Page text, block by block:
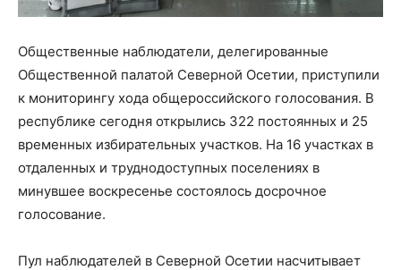
Общественные наблюдатели, делегированные
Общественной палатой Северной Осетии, приступили
к мониторингу хода общероссийского голосования. В
республике сегодня открылись 322 постоянных и 25
временных избирательных участков. На 16 участках в
отдаленных и труднодоступных поселениях в
минувшее воскресенье состоялось досрочное
голосование.
Пул наблюдателей в Северной Осетии насчитывает